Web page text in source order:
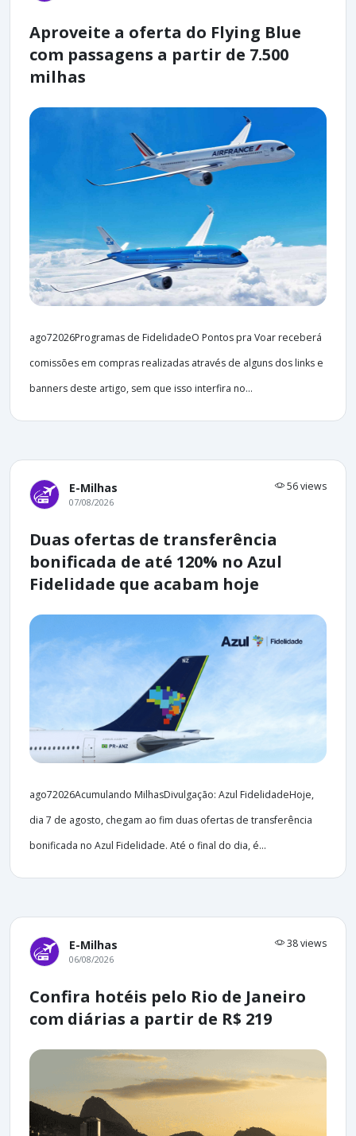
Aproveite a oferta do Flying Blue
com passagens a partir de 7.500
milhas
ago72026Programas de FidelidadeO Pontos pra Voar receberá
comissões em compras realizadas através de alguns dos links e
banners deste artigo, sem que isso interfira no...
E-Milhas 56 views
07/08/2026
Duas ofertas de transferência
bonificada de até 120% no Azul
Fidelidade que acabam hoje
ago72026Acumulando MilhasDivulgação: Azul FidelidadeHoje,
dia 7 de agosto, chegam ao fim duas ofertas de transferência
bonificada no Azul Fidelidade. Até o final do dia, é...
E-Milhas 38 views
06/08/2026
Confira hotéis pelo Rio de Janeiro
com diárias a partir de R$ 219